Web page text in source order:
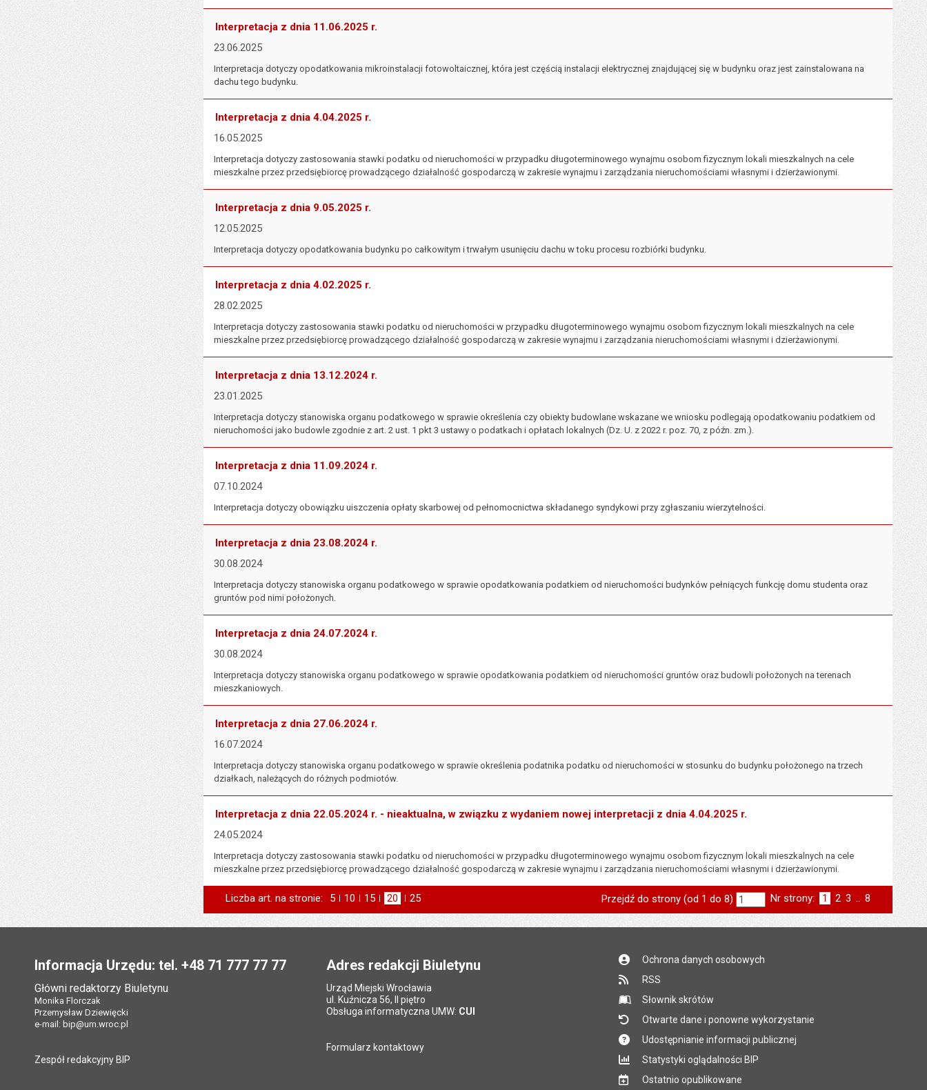
Interpretacja z dnia 11.06.2025 r.
23.06.2025
Interpretacja dotyczy opodatkowania mikroinstalacji fotowoltaicznej, która jest częścią instalacji elektrycznej znajdującej się w budynku oraz jest zainstalowana na
dachu tego budynku.
Interpretacja z dnia 4.04.2025 r.
16.05.2025
Interpretacja dotyczy zastosowania stawki podatku od nieruchomości w przypadku długoterminowego wynajmu osobom fizycznym lokali mieszkalnych na cele
mieszkalne przez przedsiębiorcę prowadzącego działalność gospodarczą w zakresie wynajmu i zarządzania nieruchomościami własnymi i dzierżawionymi.
Interpretacja z dnia 9.05.2025 r.
12.05.2025
Interpretacja dotyczy opodatkowania budynku po całkowitym i trwałym usunięciu dachu w toku procesu rozbiórki budynku.
Interpretacja z dnia 4.02.2025 r.
28.02.2025
Interpretacja dotyczy zastosowania stawki podatku od nieruchomości w przypadku długoterminowego wynajmu osobom fizycznym lokali mieszkalnych na cele
mieszkalne przez przedsiębiorcę prowadzącego działalność gospodarczą w zakresie wynajmu i zarządzania nieruchomościami własnymi i dzierżawionymi.
Interpretacja z dnia 13.12.2024 r.
23.01.2025
Interpretacja dotyczy stanowiska organu podatkowego w sprawie określenia czy obiekty budowlane wskazane we wniosku podlegają opodatkowaniu podatkiem od
nieruchomości jako budowle zgodnie z art. 2 ust. 1 pkt 3 ustawy o podatkach i opłatach lokalnych (Dz. U. z 2022 r. poz. 70, z późn. zm.).
Interpretacja z dnia 11.09.2024 r.
07.10.2024
Interpretacja dotyczy obowiązku uiszczenia opłaty skarbowej od pełnomocnictwa składanego syndykowi przy zgłaszaniu wierzytelności.
Interpretacja z dnia 23.08.2024 r.
30.08.2024
Interpretacja dotyczy stanowiska organu podatkowego w sprawie opodatkowania podatkiem od nieruchomości budynków pełniących funkcję domu studenta oraz
gruntów pod nimi położonych.
Interpretacja z dnia 24.07.2024 r.
30.08.2024
Interpretacja dotyczy stanowiska organu podatkowego w sprawie opodatkowania podatkiem od nieruchomości gruntów oraz budowli położonych na terenach
mieszkaniowych.
Interpretacja z dnia 27.06.2024 r.
16.07.2024
Interpretacja dotyczy stanowiska organu podatkowego w sprawie określenia podatnika podatku od nieruchomości w stosunku do budynku położonego na trzech
działkach, należących do różnych podmiotów.
Interpretacja z dnia 22.05.2024 r. - nieaktualna, w związku z wydaniem nowej interpretacji z dnia 4.04.2025 r.
24.05.2024
Interpretacja dotyczy zastosowania stawki podatku od nieruchomości w przypadku długoterminowego wynajmu osobom fizycznym lokali mieszkalnych na cele
mieszkalne przez przedsiębiorcę prowadzącego działalność gospodarczą w zakresie wynajmu i zarządzania nieruchomościami własnymi i dzierżawionymi.
Liczba art. na stronie: Pokaż
5 elementów na stronie
Pokaż
10 elementów
na stronie
Pokaż
15 elementów
na stronie
Pokaż
20 elementów
na stronie
Pokaż
25
na stronie
Przejdź do strony (od 1 do 8) Nr strony: Strona
1 Strona
2 Strona
3 .. Strona
8
Informacja Urzędu: tel. +48 71 777 77 77
Główni redaktorzy Biuletynu
Monika Florczak
Przemysław Dziewięcki
e-mail: bip@um.wroc.pl
Zespół redakcyjny BIP
Adres redakcji Biuletynu
Urząd Miejski Wrocławia
ul. Kuźnicza 56, II piętro
Obsługa informatyczna UMW: CUI
Formularz kontaktowy
Ochrona danych osobowych
RSS
Słownik skrótów
Otwarte dane i ponowne wykorzystanie
Udostępnianie informacji publicznej
Statystyki oglądalności BIP
Ostatnio opublikowane